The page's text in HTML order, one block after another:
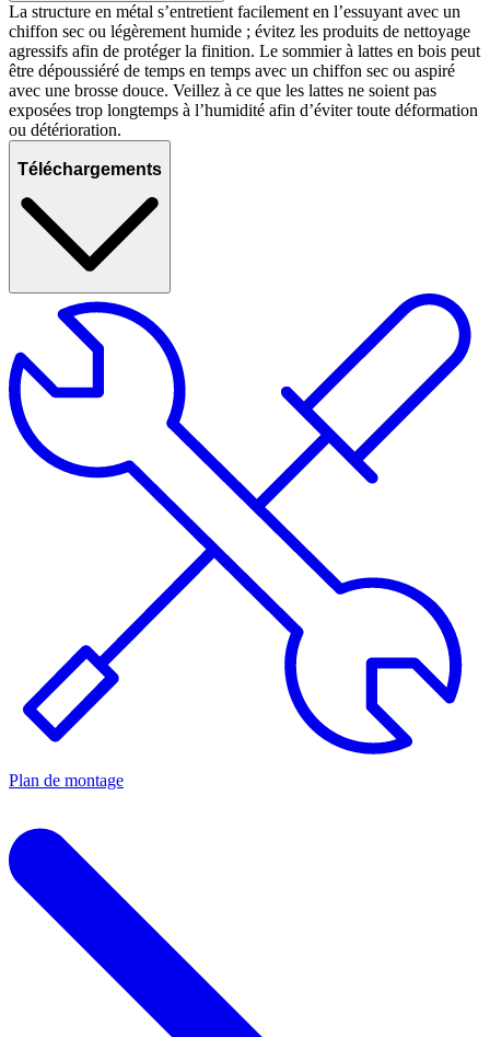
La structure en métal s’entretient facilement en l’essuyant avec un
chiffon sec ou légèrement humide ; évitez les produits de nettoyage
agressifs afin de protéger la finition. Le sommier à lattes en bois peut
être dépoussiéré de temps en temps avec un chiffon sec ou aspiré
avec une brosse douce. Veillez à ce que les lattes ne soient pas
exposées trop longtemps à l’humidité afin d’éviter toute déformation
ou détérioration.
Téléchargements
Plan de montage